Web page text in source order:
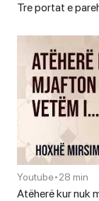
Tre portat e
Youtube•28 min
Atëherë kur nuk